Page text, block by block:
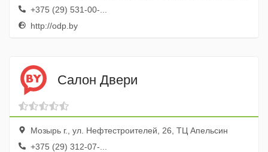
+375 (29) 531-00-...
http://odp.by
Салон Двери
Мозырь г., ул. Нефтестроителей, 26, ТЦ Апельсин
+375 (29) 312-07-...